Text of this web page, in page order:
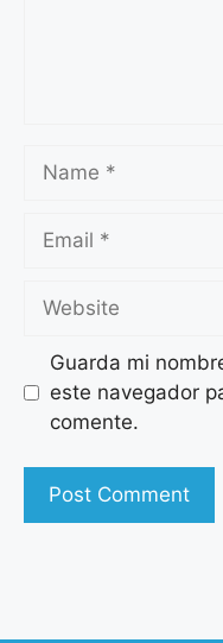
Guarda mi
este navegador
comente.